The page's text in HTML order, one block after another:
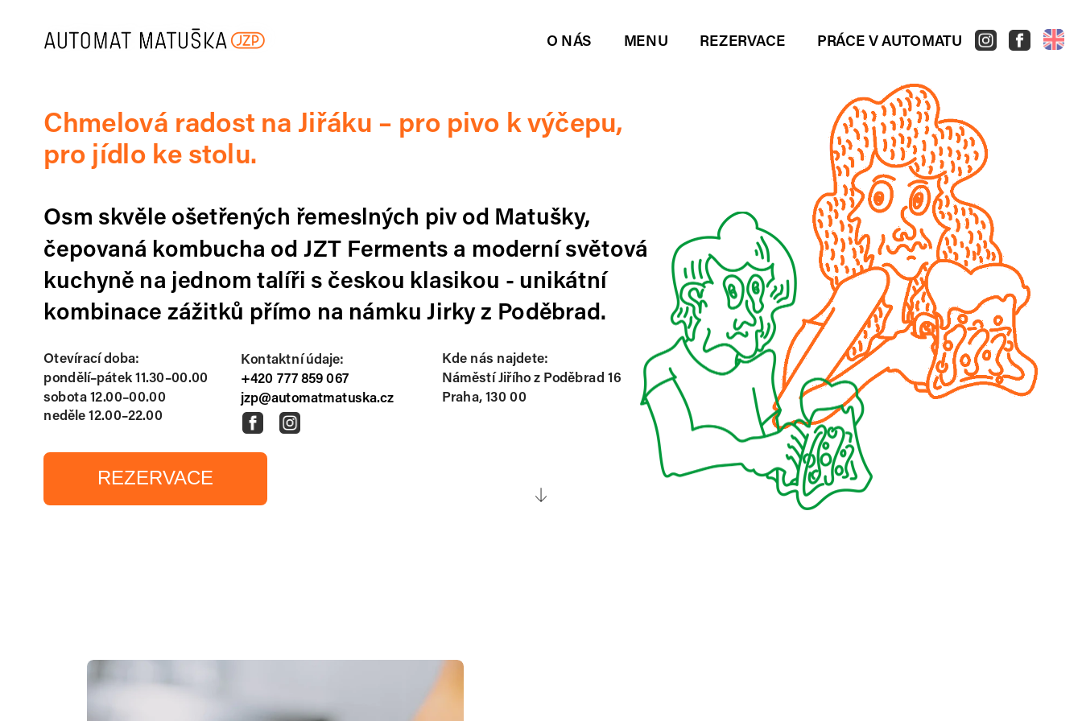
O NÁS MENU REZERVACE PRÁCE V AUTOMATU
Chmelová radost na Jiřáku – pro pivo k výčepu,
pro jídlo ke stolu.
Osm skvěle ošetřených řemeslných piv od Matušky,
čepovaná kombucha od JZT Ferments a moderní světová
kuchyně na jednom talíři s českou klasikou - unikátní
kombinace zážitků přímo na námku Jirky z Poděbrad.
Otevírací doba:
pondělí–pátek 11.30–00.00
sobota 12.00–00.00
neděle 12.00–22.00
Kde nás najdete:
Náměstí Jiřího z Poděbrad 16
Praha, 130 00
Kontaktní údaje:
+420 777 859 067
jzp@automatmatuska.cz
REZERVACE